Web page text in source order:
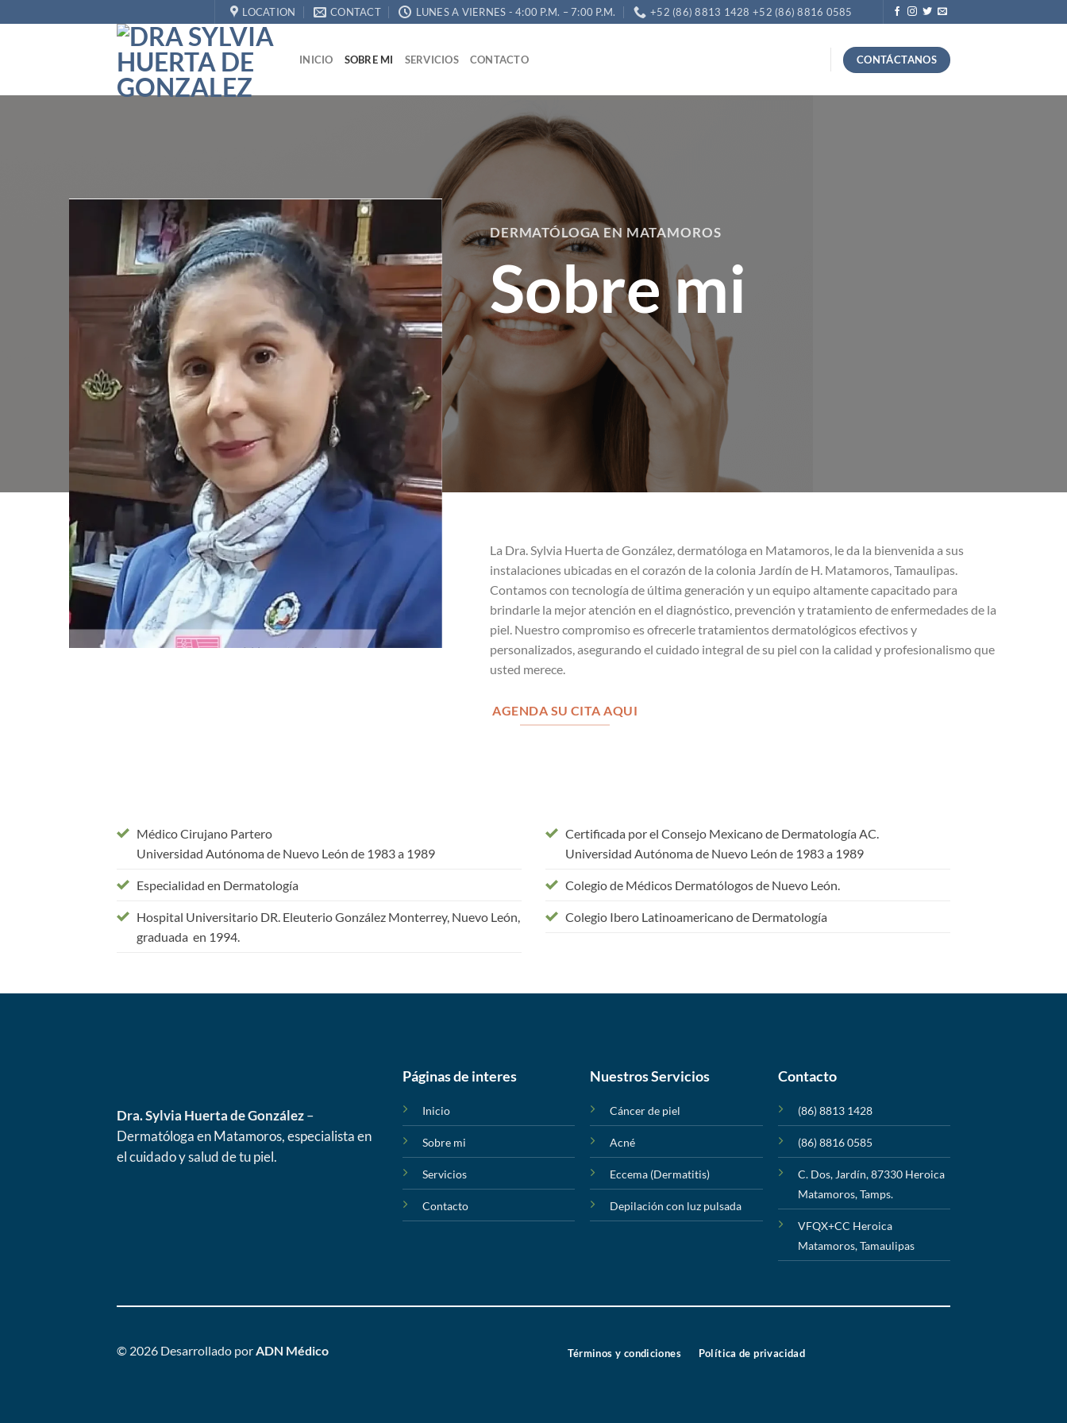
to
LOCATION CONTACT LUNES A VIERNES - 4:00 P.M. – 7:00 P.M. +52 (86) 8813 1428 +52 (86) 8816 0585
INICIO SOBRE MI SERVICIOS CONTACTO CONTÁCTANOS
DERMATÓLOGA EN MATAMOROS
Sobre mi
La Dra. Sylvia Huerta de González, dermatóloga en Matamoros, le da la bienvenida a sus
instalaciones ubicadas en el corazón de la colonia Jardín de H. Matamoros, Tamaulipas.
Contamos con tecnología de última generación y un equipo altamente capacitado para
brindarle la mejor atención en el diagnóstico, prevención y tratamiento de enfermedades de la
piel. Nuestro compromiso es ofrecerle tratamientos dermatológicos efectivos y
personalizados, asegurando el cuidado integral de su piel con la calidad y profesionalismo que
usted merece.
AGENDA SU CITA AQUI
Médico Cirujano Partero
Universidad Autónoma de Nuevo León de 1983 a 1989
Especialidad en Dermatología
Hospital Universitario DR. Eleuterio González Monterrey, Nuevo León,
graduada en 1994.
Certificada por el Consejo Mexicano de Dermatología AC.
Universidad Autónoma de Nuevo León de 1983 a 1989
Colegio de Médicos Dermatólogos de Nuevo León.
Colegio Ibero Latinoamericano de Dermatología
Dra. Sylvia Huerta de González–
Dermatóloga en Matamoros, especialista en
el cuidado y salud de tu piel.
Páginas de interes
Inicio
Sobre mi
Servicios
Contacto
Nuestros Servicios
Cáncer de piel
Acné
Eccema (Dermatitis)
Depilación con luz pulsada
Contacto
(86) 8813 1428
(86) 8816 0585
C. Dos, Jardín, 87330 Heroica
Matamoros, Tamps.
VFQX+CC Heroica
Matamoros, Tamaulipas
© 2026 Desarrollado porADN Médico Términos y condiciones Política de privacidad